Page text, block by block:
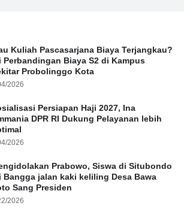
Kuliah Pascasarjana Biaya Terjangkau?
Perbandingan Biaya S2 di Kampus
Probolinggo Kota
2026
Persiapan Haji 2027, Ina
DPR RI Dukung Pelayanan lebih
2026
Prabowo, Siswa di Situbondo
Bangga jalan kaki keliling Desa Bawa
Sang Presiden
2026